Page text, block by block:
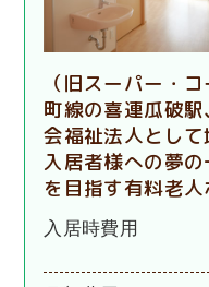
（旧スーパー・
町線の喜連瓜破
会福祉法人とし
入居者様への夢
を目指す有料老人
入居時費用